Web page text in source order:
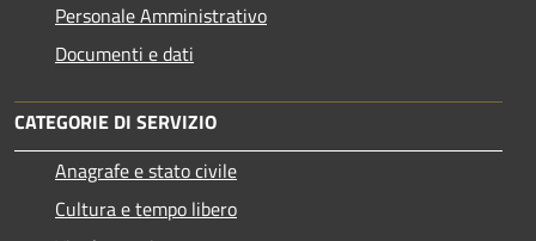
Personale Amministrativo
Documenti e dati
CATEGORIE DI SERVIZIO
Anagrafe e stato civile
Cultura e tempo libero